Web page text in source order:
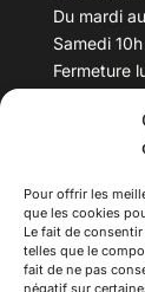
Pour offrir les
que les cookies
Le fait de
telles que le
fait de ne pas
négatif sur
Du mardi
Samedi 10h
Fermeture